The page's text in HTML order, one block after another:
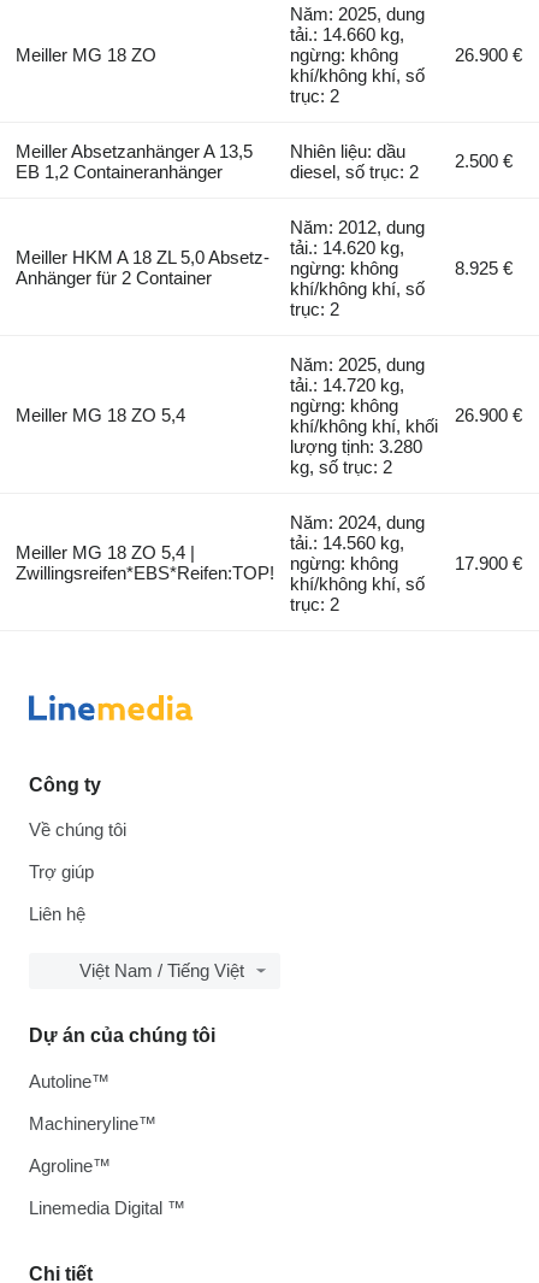
Meiller MG 18 ZO
Năm: 2025, dung
tải.: 14.660 kg,
ngừng: không
khí/không khí, số
trục: 2
26.900 €
Meiller Absetzanhänger A 13,5
EB 1,2 Containeranhänger
Nhiên liệu: dầu
diesel, số trục: 2
2.500 €
Meiller HKM A 18 ZL 5,0 Absetz-
Anhänger für 2 Container
Năm: 2012, dung
tải.: 14.620 kg,
ngừng: không
khí/không khí, số
trục: 2
8.925 €
Meiller MG 18 ZO 5,4
Năm: 2025, dung
tải.: 14.720 kg,
ngừng: không
khí/không khí, khối
lượng tịnh: 3.280
kg, số trục: 2
26.900 €
Meiller MG 18 ZO 5,4 |
Zwillingsreifen*EBS*Reifen:TOP!
Năm: 2024, dung
tải.: 14.560 kg,
ngừng: không
khí/không khí, số
trục: 2
17.900 €
Công ty
Về chúng tôi
Trợ giúp
Liên hệ
Việt Nam / Tiếng Việt
Chi tiết
Dự án của chúng tôi
Autoline™
Machineryline™
Agroline™
Linemedia Digital ™